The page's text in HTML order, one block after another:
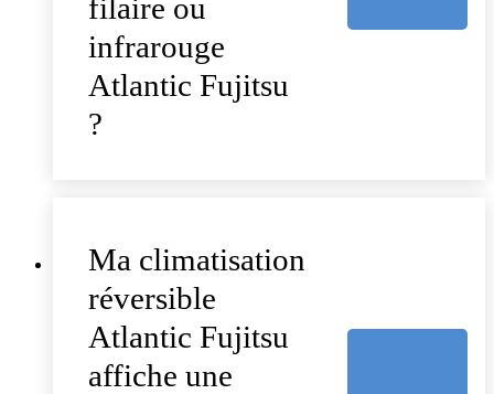
filaire ou
infrarouge
Atlantic Fujitsu
?
Ma climatisation
réversible
Atlantic Fujitsu
affiche une